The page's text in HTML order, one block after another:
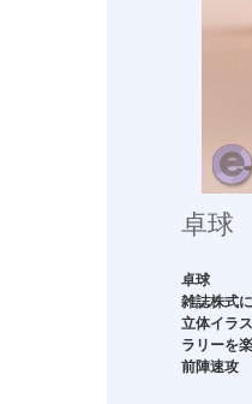
卓球
卓球
雑誌株式
立体イラ
ラリーを
前陣速攻